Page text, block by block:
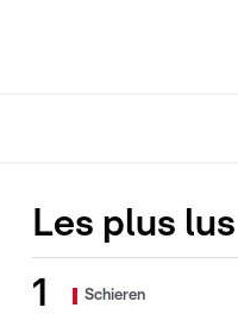
Les plus lus
Schieren